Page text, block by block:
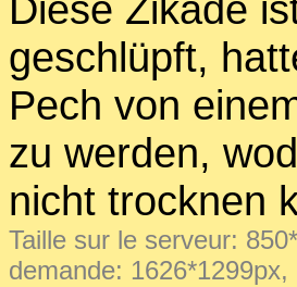
geschlüpft,
Pech von
zu werden,
nicht trocknen
Taille sur le serveur:
demande: